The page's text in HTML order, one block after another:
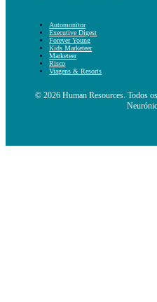
Automonitor
Executive Digest
Forever Young
Kids Marketeer
Marketeer
Risco
Viagens & Resorts
© 2026 Human Resources. Todos